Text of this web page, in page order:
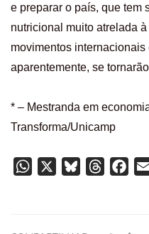
e preparar o país, que tem
nutricional muito atrelada
movimentos internacionais
aparentemente, se
* – Mestranda em
Transforma/Unicamp
WhatsApp BlueskyThreads